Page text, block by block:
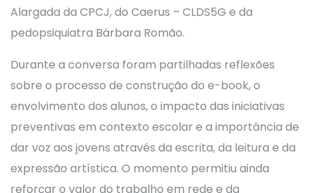
Alargada da CPCJ, do Caerus – CLDS5G e da
pedopsiquiatra Bárbara Romão.
Durante a conversa foram partilhadas reflexões
sobre o processo de construção do e-book, o
envolvimento dos alunos, o impacto das iniciativas
preventivas em contexto escolar e a importância de
dar voz aos jovens através da escrita, da leitura e da
expressão artística. O momento permitiu ainda
reforçar o valor do trabalho em rede e da